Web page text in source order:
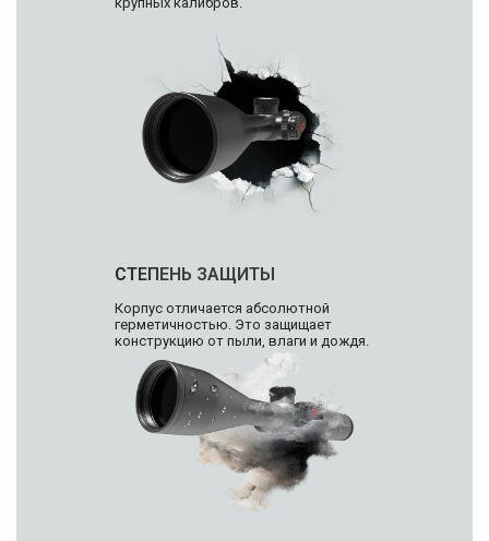
СТЕПЕНЬ ЗАЩИТЫ
Корпус отличается абсолютной
герметичностью. Это защищает
конструкцию от пыли, влаги и дождя.